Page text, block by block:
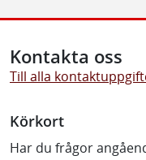
Kontakta oss
Till alla
Körkort
Har du frågor